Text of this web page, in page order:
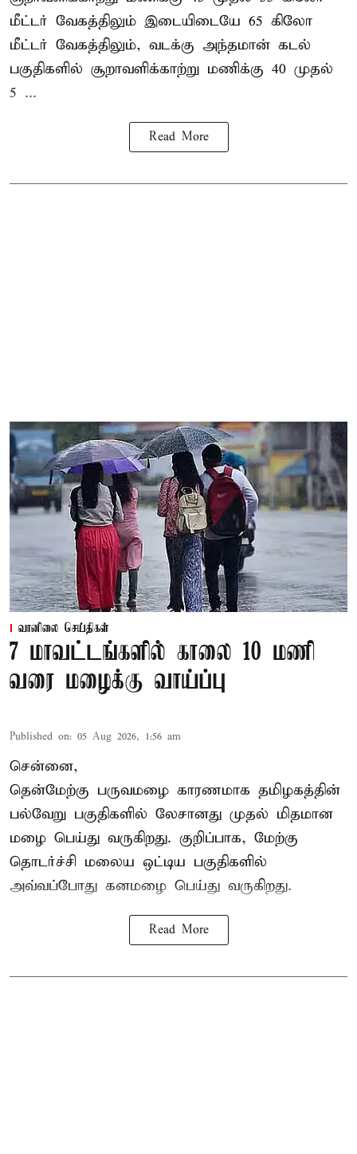
மீட்டர் வேகத்திலும் இடையிடையே 65 கிலோ
மீட்டர் வேகத்திலும், வடக்கு அந்தமான் கடல்
பகுதிகளில் சூறாவளிக்காற்று மணிக்கு 40 முதல்
5 ...
Read More
வானிலை செய்திகள்
7 மாவட்டங்களில் காலை 10 மணி
வரை மழைக்கு வாய்ப்பு
Published on: 05 Aug 2026, 1:56 am
சென்னை,
தென்மேற்கு பருவமழை காரணமாக தமிழகத்தின்
பல்வேறு பகுதிகளில் லேசானது முதல் மிதமான
மழை பெய்து வருகிறது. குறிப்பாக, மேற்கு
தொடர்ச்சி மலைய ஒட்டிய பகுதிகளில்
அவ்வப்போது கனமழை பெய்து வருகிறது.
Read More